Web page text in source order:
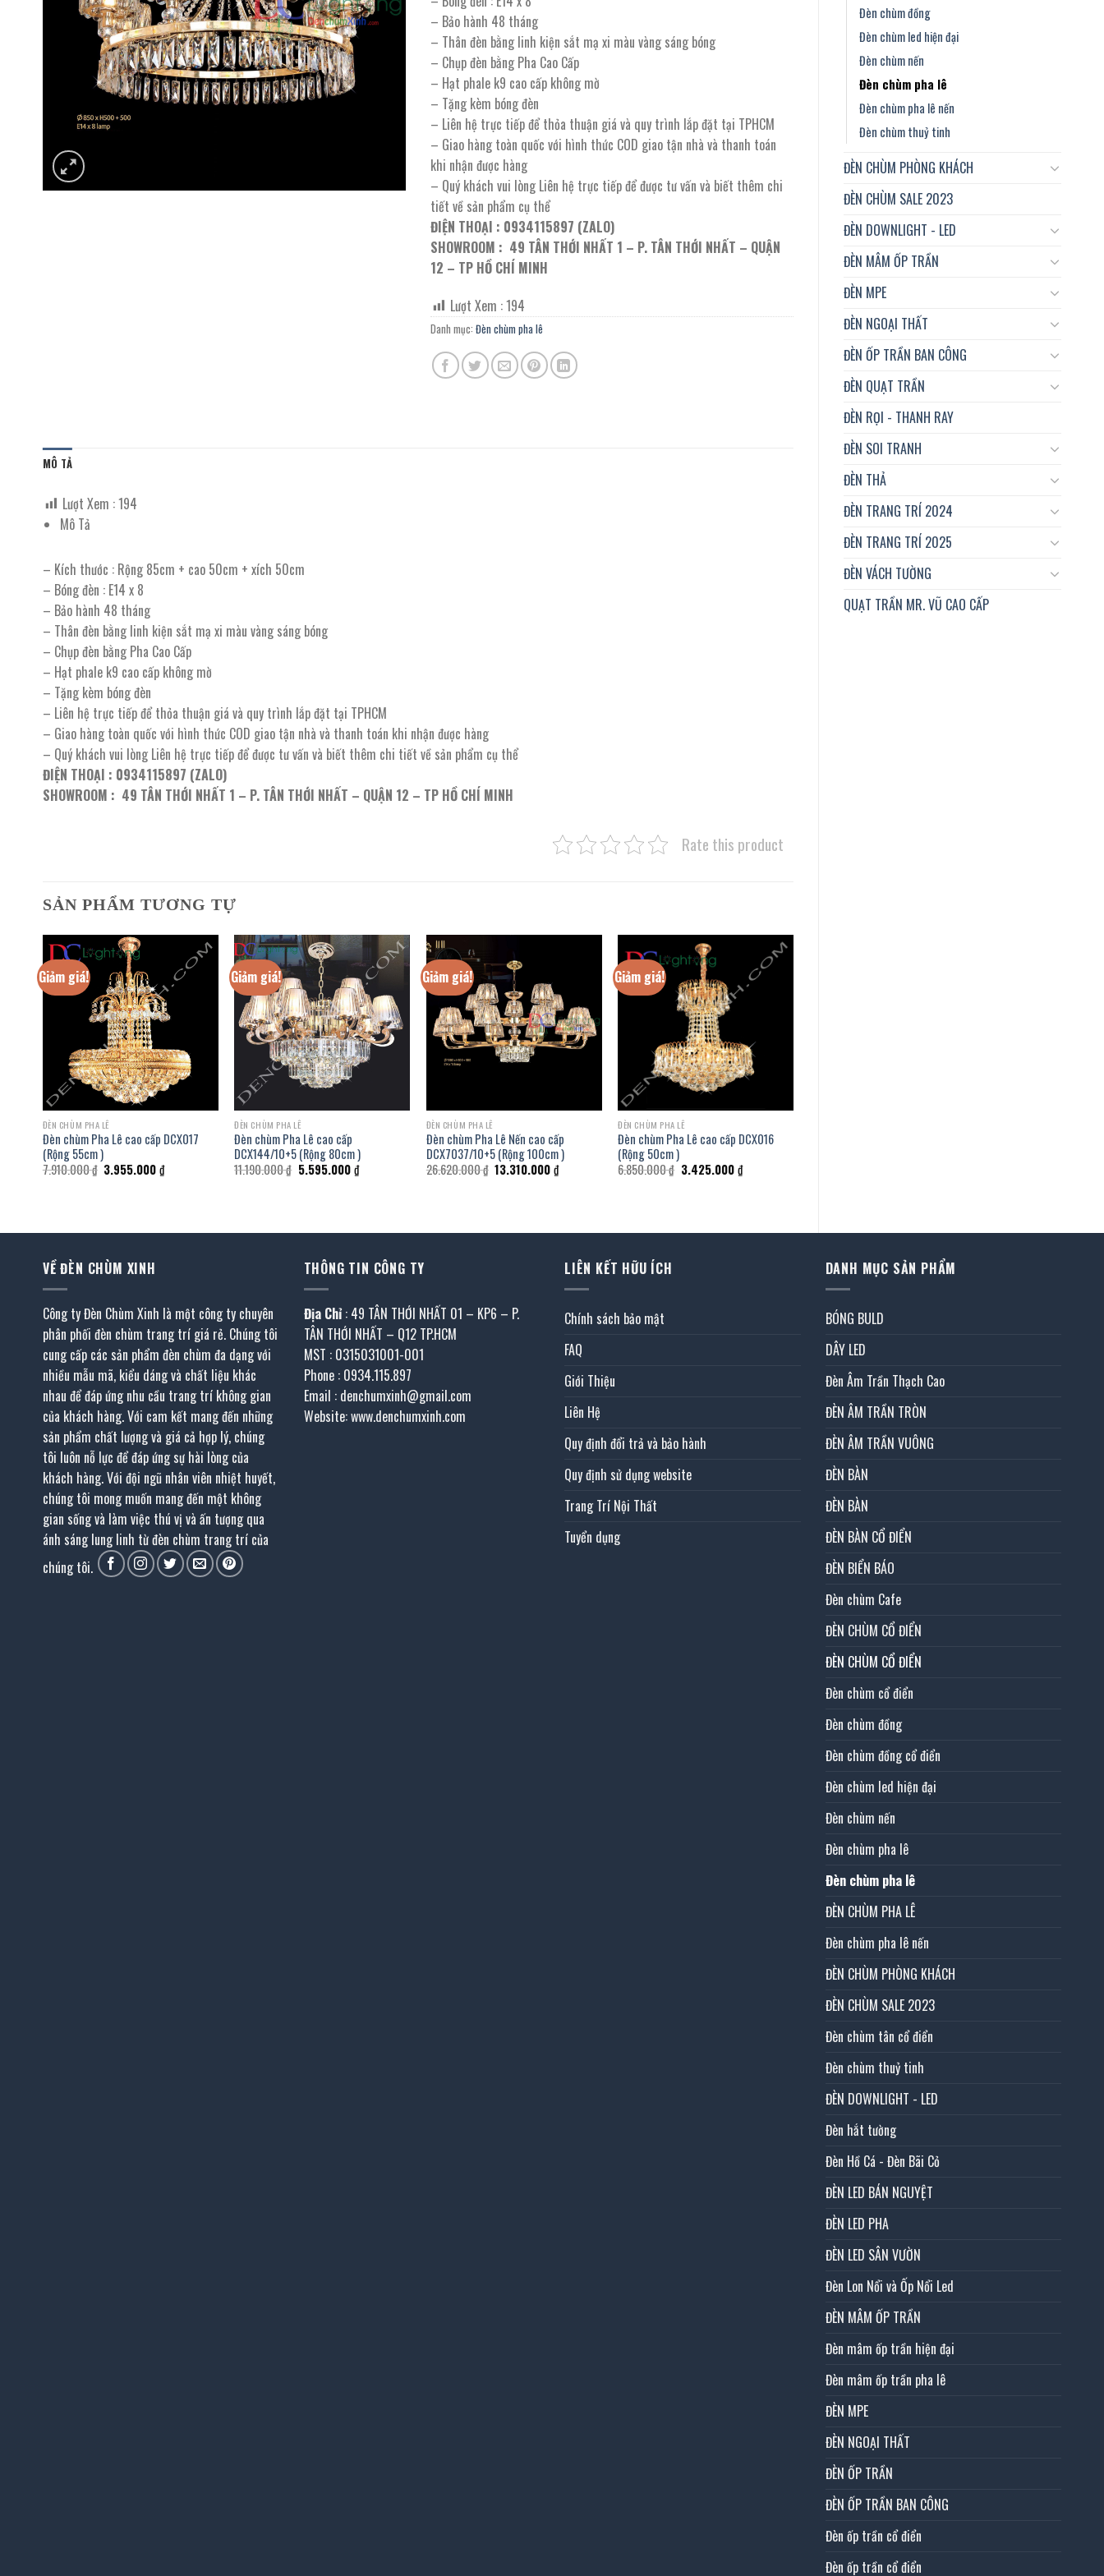
Đèn chùm đồng
Đèn chùm led hiện đại
Đèn chùm nến
Đèn chùm pha lê
Đèn chùm pha lê nến
Đèn chùm thuỷ tinh
ĐÈN CHÙM PHÒNG KHÁCH
ĐÈN CHÙM SALE 2023
ĐÈN DOWNLIGHT - LED
ĐÈN MÂM ỐP TRẦN
ĐÈN MPE
ĐÈN NGOẠI THẤT
ĐÈN ỐP TRẦN BAN CÔNG
ĐÈN QUẠT TRẦN
ĐÈN RỌI - THANH RAY
ĐÈN SOI TRANH
ĐÈN THẢ
ĐÈN TRANG TRÍ 2024
ĐÈN TRANG TRÍ 2025
ĐÈN VÁCH TƯỜNG
QUẠT TRẦN MR. VŨ CAO CẤP
8.210.000 ₫.
– Bảo hành 48 tháng
– Thân đèn bằng linh kiện sắt mạ xi màu vàng sáng bóng
– Chụp đèn bằng Pha Cao Cấp
– Hạt phale k9 cao cấp không mờ
– Tặng kèm bóng đèn
– Liên hệ trực tiếp để thỏa thuận giá và quy trình lắp đặt tại TPHCM
– Giao hàng toàn quốc với hình thức COD giao tận nhà và thanh toán
khi nhận được hàng
– Quý khách vui lòng Liên hệ trực tiếp để được tư vấn và biết thêm chi
tiết về sản phẩm cụ thể
ĐIỆN THOẠI : 0934115897 (ZALO)
SHOWROOM : 49 TÂN THỚI NHẤT 1 – P. TÂN THỚI NHẤT – QUẬN
12 – TP HỒ CHÍ MINH
Lượt Xem :194
Danh mục: Đèn chùm pha lê
MÔ TẢ
Lượt Xem :194
Mô Tả
– Kích thước : Rộng 85cm + cao 50cm + xích 50cm
– Bóng đèn : E14 x 8
– Bảo hành 48 tháng
– Thân đèn bằng linh kiện sắt mạ xi màu vàng sáng bóng
– Chụp đèn bằng Pha Cao Cấp
– Hạt phale k9 cao cấp không mờ
– Tặng kèm bóng đèn
– Liên hệ trực tiếp để thỏa thuận giá và quy trình lắp đặt tại TPHCM
– Giao hàng toàn quốc với hình thức COD giao tận nhà và thanh toán khi nhận được hàng
– Quý khách vui lòng Liên hệ trực tiếp để được tư vấn và biết thêm chi tiết về sản phẩm cụ thể
ĐIỆN THOẠI : 0934115897 (ZALO)
SHOWROOM : 49 TÂN THỚI NHẤT 1 – P. TÂN THỚI NHẤT – QUẬN 12 – TP HỒ CHÍ MINH
Rate this product
SẢN PHẨM TƯƠNG TỰ
Giảm giá!
ĐÈN CHÙM PHA LÊ
Đèn chùm Pha Lê cao cấp DCX017
(Rộng 55cm )
7.910.000₫ Giá
gốc
3.955.000₫Giá
Giảm giá!
ĐÈN CHÙM PHA LÊ
Đèn chùm Pha Lê cao cấp
DCX144/10+5 (Rộng 80cm )
11.190.000₫ Giá
gốc
5.595.000₫Giá
hiện
Giảm giá!
ĐÈN CHÙM PHA LÊ
Đèn chùm Pha Lê Nến cao cấp
DCX7037/10+5 (Rộng 100cm )
26.620.000₫ Giá
gốc
13.310.000₫Giá
Giảm giá!
ĐÈN CHÙM PHA LÊ
Đèn chùm Pha Lê cao cấp DCX016
(Rộng 50cm )
6.850.000₫ Giá
gốc
3.425.000₫Giá
hiện
VỀ ĐÈN CHÙM XINH
Công ty Đèn Chùm Xinh là một công ty chuyên
phân phối đèn chùm trang trí giá rẻ. Chúng tôi
cung cấp các sản phẩm đèn chùm đa dạng với
nhiều mẫu mã, kiểu dáng và chất liệu khác
nhau để đáp ứng nhu cầu trang trí không gian
của khách hàng. Với cam kết mang đến những
sản phẩm chất lượng và giá cả hợp lý, chúng
tôi luôn nỗ lực để đáp ứng sự hài lòng của
khách hàng. Với đội ngũ nhân viên nhiệt huyết,
chúng tôi mong muốn mang đến một không
gian sống và làm việc thú vị và ấn tượng qua
ánh sáng lung linh từ đèn chùm trang trí của
chúng tôi.
THÔNG TIN CÔNG TY
Địa Chỉ : 49 TÂN THỚI NHẤT 01 – KP6 – P.
TÂN THỚI NHẤT – Q12 TP.HCM
MST : 0315031001-001
Phone : 0934.115.897
Email : denchumxinh@gmail.com
Website: www.denchumxinh.com
LIÊN KẾT HỮU ÍCH
Chính sách bảo mật
FAQ
Giới Thiệu
Liên Hệ
Quy định đổi trả và bảo hành
Quy định sử dụng website
Trang Trí Nội Thất
Tuyển dụng
DANH MỤC SẢN PHẨM
BÓNG BULD
DÂY LED
Đèn Âm Trần Thạch Cao
ĐÈN ÂM TRẦN TRÒN
ĐÈN ÂM TRẦN VUÔNG
ĐÈN BÀN
ĐÈN BÀN
ĐÈN BÀN CỔ ĐIỂN
ĐÈN BIỂN BÁO
Đèn chùm Cafe
ĐÈN CHÙM CỔ ĐIỂN
ĐÈN CHÙM CỔ ĐIỂN
Đèn chùm cổ điển
Đèn chùm đồng
Đèn chùm đồng cổ điển
Đèn chùm led hiện đại
Đèn chùm nến
Đèn chùm pha lê
Đèn chùm pha lê
ĐÈN CHÙM PHA LÊ
Đèn chùm pha lê nến
ĐÈN CHÙM PHÒNG KHÁCH
ĐÈN CHÙM SALE 2023
Đèn chùm tân cổ điển
Đèn chùm thuỷ tinh
ĐÈN DOWNLIGHT - LED
Đèn hắt tường
Đèn Hồ Cá - Đèn Bãi Cỏ
ĐÈN LED BÁN NGUYỆT
ĐÈN LED PHA
ĐÈN LED SÂN VƯỜN
Đèn Lon Nổi và Ốp Nổi Led
ĐÈN MÂM ỐP TRẦN
Đèn mâm ốp trần hiện đại
Đèn mâm ốp trần pha lê
ĐÈN MPE
ĐÈN NGOẠI THẤT
ĐÈN ỐP TRẦN
ĐÈN ỐP TRẦN BAN CÔNG
Đèn ốp trần cổ điển
Đèn ốp trần cổ điển